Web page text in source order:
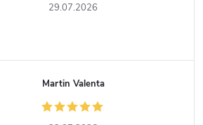
29.07.2026
Martin Valenta